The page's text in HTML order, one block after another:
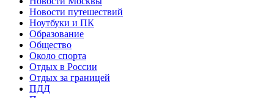
Новости путешествий
Ноутбуки и ПК
Образование
Общество
Около спорта
Отдых в России
Отдых за границей
ПДД